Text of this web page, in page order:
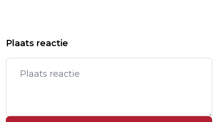
NIPT ONDER RECORDSTAND
HOOGSTE AANTAL
VUURWERKSLACHTOFFERS IN JAREN
OP SPOEDEISENDE HULP
Plaats reactie